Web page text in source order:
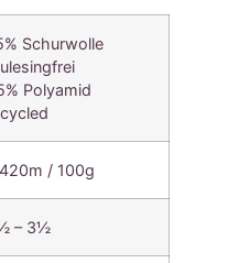
Schurwolle
Polyamid
/ 100g
– 3½